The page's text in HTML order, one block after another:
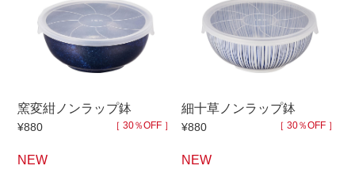
商品タイプ
通常商品 セール商品 OUTLET
30％OFF未満 10％OFF 20％OFF
窯変紺ノンラップ鉢
¥880 ［ 30％OFF ］
細十草ノンラップ鉢
¥880 ［ 30％OFF ］
NEW NEW